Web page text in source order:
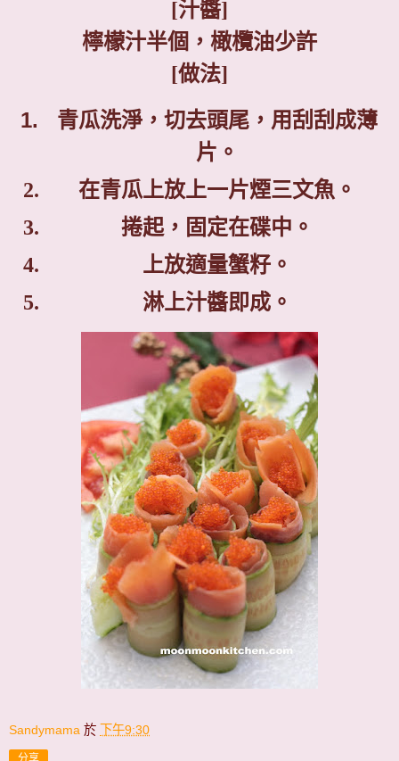
[汁醬]
檸檬汁半個，橄欖油少許
[做法]
青瓜洗淨，切去頭尾，用刮刮成薄
片。
在青瓜上放上一片煙三文魚。
捲起，固定在碟中。
上放適量蟹籽。
淋上汁醬即成。
Sandymama 於 下午9:30